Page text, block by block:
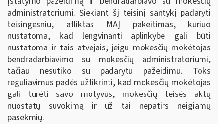
administratoriumi. Siekiant šį teisinį santykį padaryti
teisingesniu, atliktas MAĮ pakeitimas, kuriuo
nustatoma, kad lengvinanti aplinkybė gali būti
nustatoma ir tais atvejais, jeigu mokesčių mokėtojas
bendradarbiavimo su mokesčių administratoriumi,
tačiau nesutiko su padarytu pažeidimu. Toks
reguliavimus padės užtikrinti, kad mokesčių mokėtojas
gali turėti savo motyvus, mokesčių teisės aktų
nuostatų suvokimą ir už tai nepatirs neigiamų
pasekmių.